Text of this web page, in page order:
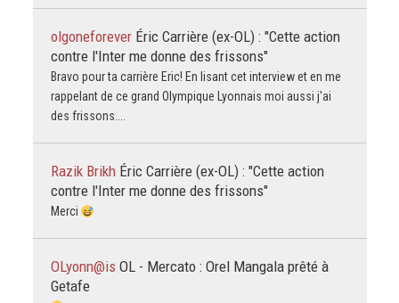
olgoneforever Éric Carrière (ex-OL) : "Cette action
contre l'Inter me donne des frissons"
Bravo pour ta carrière Eric! En lisant cet interview et en me
rappelant de ce grand Olympique Lyonnais moi aussi j'ai
des frissons....
Razik Brikh Éric Carrière (ex-OL) : "Cette action
contre l'Inter me donne des frissons"
Merci
OLyonn@is OL - Mercato : Orel Mangala prêté à
Getafe